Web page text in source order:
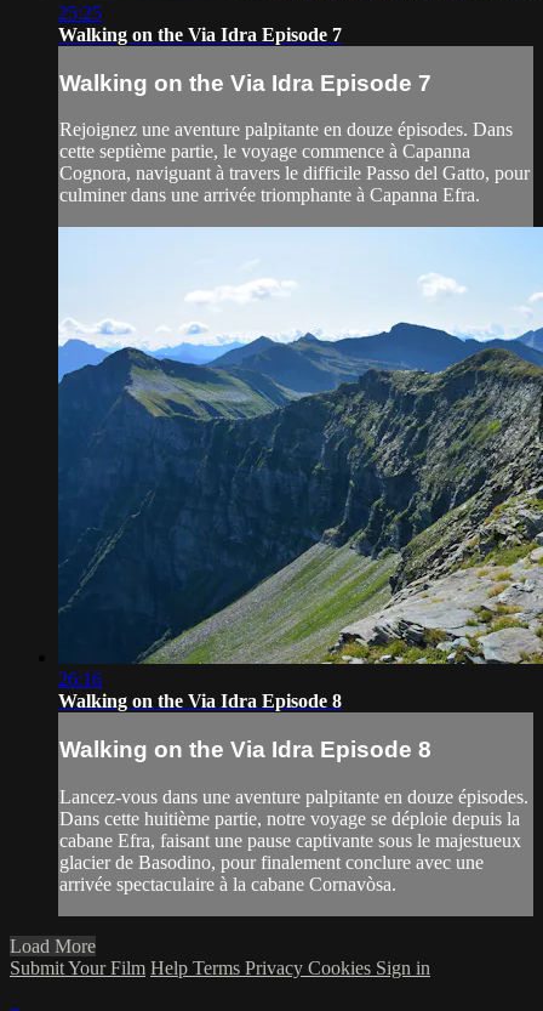
25:25
Walking on the Via Idra Episode 7
Walking on the Via Idra Episode 7
Rejoignez une aventure palpitante en douze épisodes. Dans
cette septième partie, le voyage commence à Capanna
Cognora, naviguant à travers le difficile Passo del Gatto, pour
culminer dans une arrivée triomphante à Capanna Efra.
26:16
Walking on the Via Idra Episode 8
Walking on the Via Idra Episode 8
Lancez-vous dans une aventure palpitante en douze épisodes.
Dans cette huitième partie, notre voyage se déploie depuis la
cabane Efra, faisant une pause captivante sous le majestueux
glacier de Basodino, pour finalement conclure avec une
arrivée spectaculaire à la cabane Cornavòsa.
Load More
Submit Your Film Help Terms Privacy Cookies Sign in